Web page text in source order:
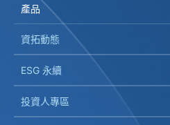
產品
資拓動態
ESG 永續
投資人專區